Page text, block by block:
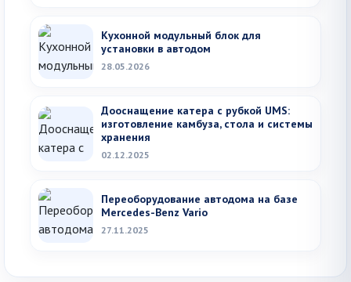
Кухонной модульный блок для
установки в автодом
28.05.2026
Дооснащение катера с рубкой UMS:
изготовление камбуза, стола и системы
хранения
02.12.2025
Переоборудование автодома на базе
Mercedes-Benz Vario
27.11.2025